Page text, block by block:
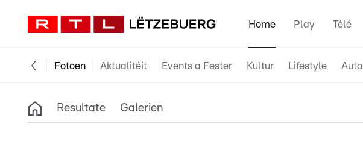
Home Play Télé
Fotoen Aktualitéit Events a Fester Kultur Lifestyle Auto
Resultate Galerien